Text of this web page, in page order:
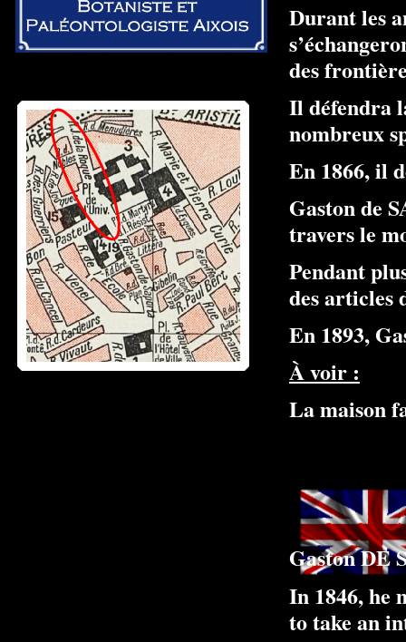
Durant les
des
Il défendra
nombreux
En 1866, il
Gaston de
travers le
Pendant
des articles
En 1893,
À voir :
La maison
Gaston DE
In 1846, he
to take an